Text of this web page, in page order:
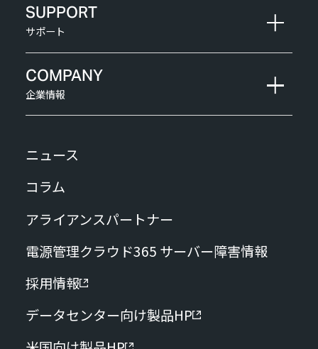
SUPPORT
サポート
COMPANY
企業情報
ニュース
コラム
アライアンスパートナー
電源管理クラウド365 サーバー障害情報
採用情報
データセンター向け製品HP